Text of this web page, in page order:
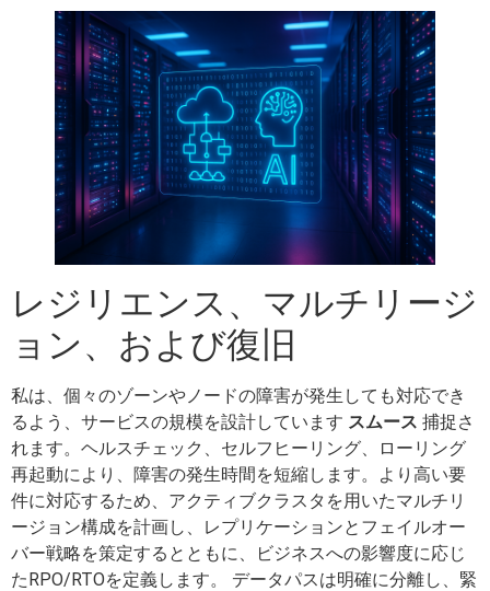
レジリエンス、マルチリージ
ョン、および復旧
私は、個々のゾーンやノードの障害が発生しても対応でき
るよう、サービスの規模を設計しています スムース 捕捉さ
れます。ヘルスチェック、セルフヒーリング、ローリング
再起動により、障害の発生時間を短縮します。より高い要
件に対応するため、アクティブクラスタを用いたマルチリ
ージョン構成を計画し、レプリケーションとフェイルオー
バー戦略を策定するとともに、ビジネスへの影響度に応じ
たRPO/RTOを定義します。 データパスは明確に分離し、緊